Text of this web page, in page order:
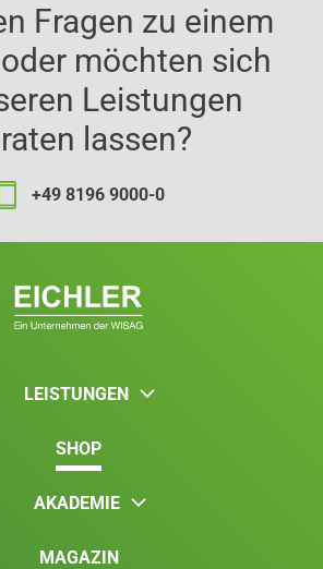
Fragen zu einem
möchten sich
Leistungen
lassen?
+49 8196 9000-0
LEISTUNGEN
SHOP
AKADEMIE
MAGAZIN